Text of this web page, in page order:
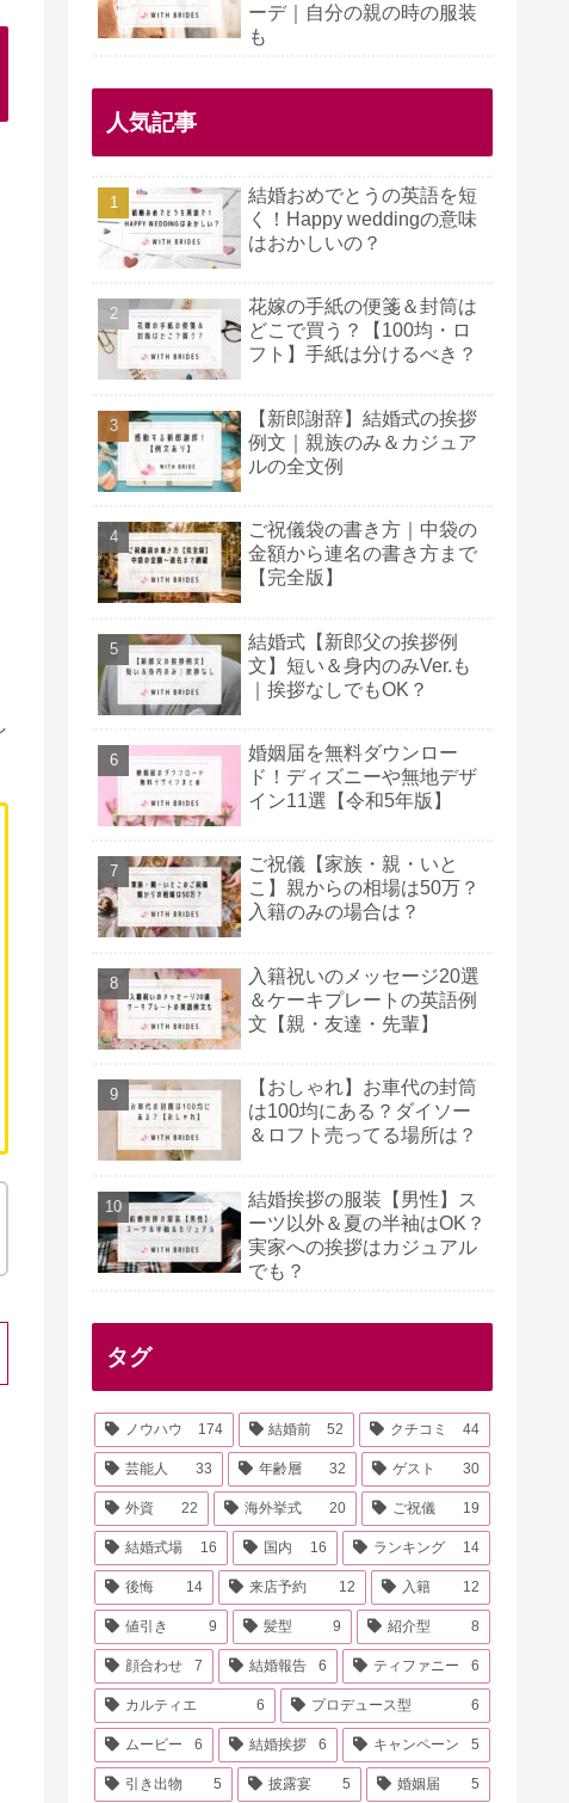
ーデ｜自分の親の時の服装
も
人気記事
結婚おめでとうの英語を短
く！Happy weddingの意味
はおかしいの？
花嫁の手紙の便箋＆封筒は
どこで買う？【100均・ロ
フト】手紙は分けるべき？
【新郎謝辞】結婚式の挨拶
例文｜親族のみ＆カジュア
ルの全文例
ご祝儀袋の書き方｜中袋の
金額から連名の書き方まで
【完全版】
結婚式【新郎父の挨拶例
文】短い＆身内のみVer.も
｜挨拶なしでもOK？
婚姻届を無料ダウンロー
ド！ディズニーや無地デザ
イン11選【令和5年版】
ご祝儀【家族・親・いと
こ】親からの相場は50万？
入籍のみの場合は？
入籍祝いのメッセージ20選
＆ケーキプレートの英語例
文【親・友達・先輩】
【おしゃれ】お車代の封筒
は100均にある？ダイソー
＆ロフト売ってる場所は？
結婚挨拶の服装【男性】ス
ーツ以外＆夏の半袖はOK？
実家への挨拶はカジュアル
でも？
タグ
ノウハウ 174 結婚前 52 クチコミ 44
芸能人 33 年齢層 32 ゲスト 30
外資 22 海外挙式 20 ご祝儀 19
結婚式場 16 国内 16 ランキング 14
後悔 14 来店予約 12 入籍 12
値引き 9 髪型 9 紹介型 8
顔合わせ 7 結婚報告 6 ティファニー 6
カルティエ 6 プロデュース型 6
ムービー 6 結婚挨拶 6 キャンペーン 5
引き出物 5 披露宴 5 婚姻届 5